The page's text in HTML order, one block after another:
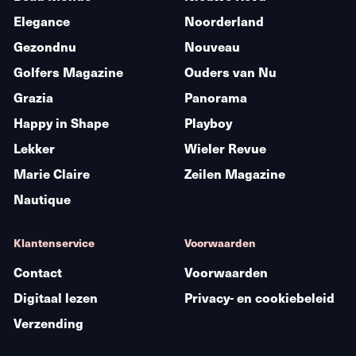
Elegance
Gezondnu
Golfers Magazine
Grazia
Happy in Shape
Lekker
Marie Claire
Nautique
Noorderland
Nouveau
Ouders van Nu
Panorama
Playboy
Wieler Revue
Zeilen Magazine
Klantenservice
Contact
Digitaal lezen
Verzending
Voorwaarden
Voorwaarden
Privacy- en cookiebeleid